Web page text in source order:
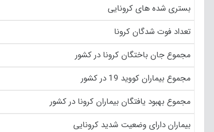
بستری شده های کرونایی
تعداد فوت شدگان کرونا
مجموع جان باختگان کرونا در کشور
مجموع بیماران کووید 19 در کشور
مجموع بهبود یافتگان بیماران کرونا در کشور
بیماران دارای وضعیت شدید کرونایی